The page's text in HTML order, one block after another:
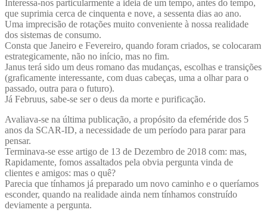
Interessa-nos particularmente a ideia de um tempo, antes do tempo,
que suprimia cerca de cinquenta e nove, a sessenta dias ao ano.
Uma imprecisão de rotações muito conveniente à nossa realidade
dos sistemas de consumo.
Consta que Janeiro e Fevereiro, quando foram criados, se colocaram
estrategicamente, não no início, mas no fim.
Janus terá sido um deus romano das mudanças, escolhas e transições
(graficamente interessante, com duas cabeças, uma a olhar para o
passado, outra para o futuro).
Já Februus, sabe-se ser o deus da morte e purificação.
Avaliava-se na última publicação, a propósito da efeméride dos 5
anos da SCAR-ID, a necessidade de um período para parar para
pensar.
Terminava-se esse artigo de 13 de Dezembro de 2018 com: mas,
Rapidamente, fomos assaltados pela obvia pergunta vinda de
clientes e amigos: mas o quê?
Parecia que tínhamos já preparado um novo caminho e o queríamos
esconder, quando na realidade ainda nem tínhamos construído
deviamente a pergunta.